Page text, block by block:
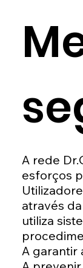
A rede
esforços
através
utiliza
A garantir